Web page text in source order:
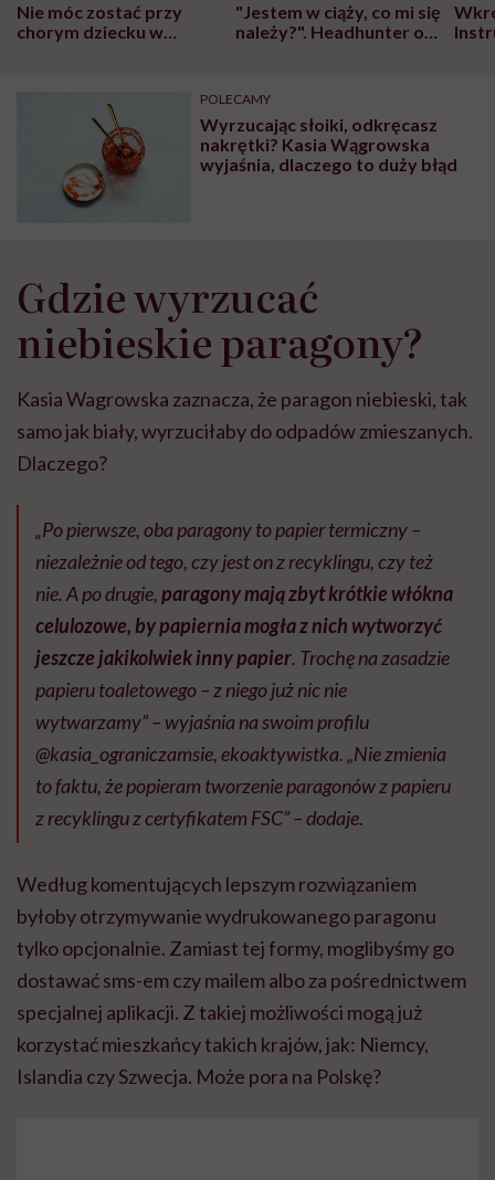
Nie móc zostać przy
chorym dziecku w
głupota i brak
wyobraźni"
"Jestem w ciąży, co mi się
należy?". Headhunter o
pracy
POLECAMY
Wyrzucając słoiki, odkręcasz
nakrętki? Kasia Wągrowska
wyjaśnia, dlaczego to duży błąd
Gdzie wyrzucać
niebieskie paragony?
Kasia Wagrowska zaznacza, że paragon niebieski, tak
samo jak biały, wyrzuciłaby do odpadów zmieszanych.
Dlaczego?
„Po pierwsze, oba paragony to papier termiczny –
niezależnie od tego, czy jest on z recyklingu, czy też
nie. A po drugie,paragony mają zbyt krótkie włókna
celulozowe, by papiernia mogła z nich wytworzyć
jeszcze jakikolwiek inny papier. Trochę na zasadzie
papieru toaletowego – z niego już nic nie
wytwarzamy” – wyjaśnia na swoim profilu
@kasia_ograniczamsie, ekoaktywistka. „Nie zmienia
to faktu, że popieram tworzenie paragonów z papieru
z recyklingu z certyfikatem FSC” – dodaje.
Według komentujących lepszym rozwiązaniem
byłoby otrzymywanie wydrukowanego paragonu
tylko opcjonalnie. Zamiast tej formy, moglibyśmy go
dostawać sms-em czy mailem albo za pośrednictwem
specjalnej aplikacji. Z takiej możliwości mogą już
korzystać mieszkańcy takich krajów, jak: Niemcy,
Islandia czy Szwecja. Może pora na Polskę?